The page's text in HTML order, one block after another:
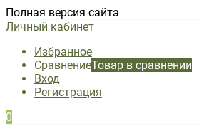
Полная версия сайта
Личный кабинет
Избранное
СравнениеТовар в сравнении
Вход
Регистрация
0